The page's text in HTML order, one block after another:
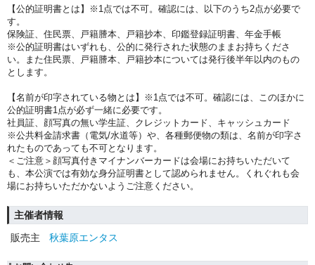
【公的証明書とは】※1点では不可。確認には、以下のうち2点が必要で
す。
保険証、住民票、戸籍謄本、戸籍抄本、印鑑登録証明書、年金手帳
※公的証明書はいずれも、公的に発行された状態のままお持ちくださ
い。また住民票、戸籍謄本、戸籍抄本については発行後半年以内のもの
とします。
【名前が印字されている物とは】※1点では不可。確認には、このほかに
公的証明書1点が必ず一緒に必要です。
社員証、顔写真の無い学生証、クレジットカード、キャッシュカード
※公共料金請求書（電気/水道等）や、各種郵便物の類は、名前が印字さ
れたものであっても不可となります。
＜ご注意＞顔写真付きマイナンバーカードは会場にお持ちいただいて
も、本公演では有効な身分証明書として認められません。くれぐれも会
場にお持ちいただかないようご注意ください。
主催者情報
販売主
秋葉原エンタス